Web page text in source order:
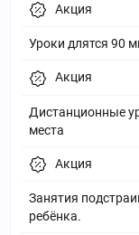
Акция
Уроки длятся 90
Акция
Дистанционные
места
Акция
Занятия
ребёнка.